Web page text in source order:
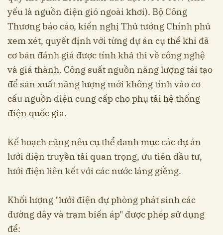
yếu là nguồn điện gió ngoài khơi). Bộ Công
Thương báo cáo, kiến nghị Thủ tướng Chính phủ
xem xét, quyết định với từng dự án cụ thể khi đã
cơ bản đánh giá được tính khả thi về công nghệ
và giá thành. Công suất nguồn năng lượng tái tạo
để sản xuất năng lượng mới không tính vào cơ
cấu nguồn điện cung cấp cho phụ tải hệ thống
điện quốc gia.
Kế hoạch cũng nêu cụ thể danh mục các dự án
lưới điện truyền tải quan trọng, ưu tiên đầu tư,
lưới điện liên kết với các nước láng giềng.
Khối lượng "lưới điện dự phòng phát sinh các
đường dây và trạm biến áp" được phép sử dụng
để: